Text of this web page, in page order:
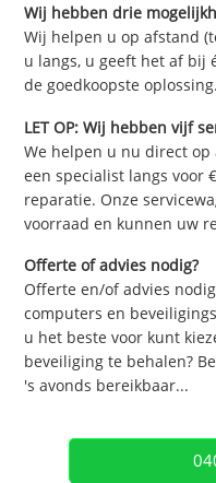
Wij hebben drie
Wij helpen u op afstand
u langs, u geeft het af bij
de goedkoopste oplossing.
LET OP: Wij hebben vijf
We helpen u nu direct
een specialist langs voor
reparatie. Onze
voorraad en kunnen uw
Offerte of advies nodig?
Offerte en/of advies
computers en
u het beste voor kunt
beveiliging te behalen?
's avonds bereikbaar...